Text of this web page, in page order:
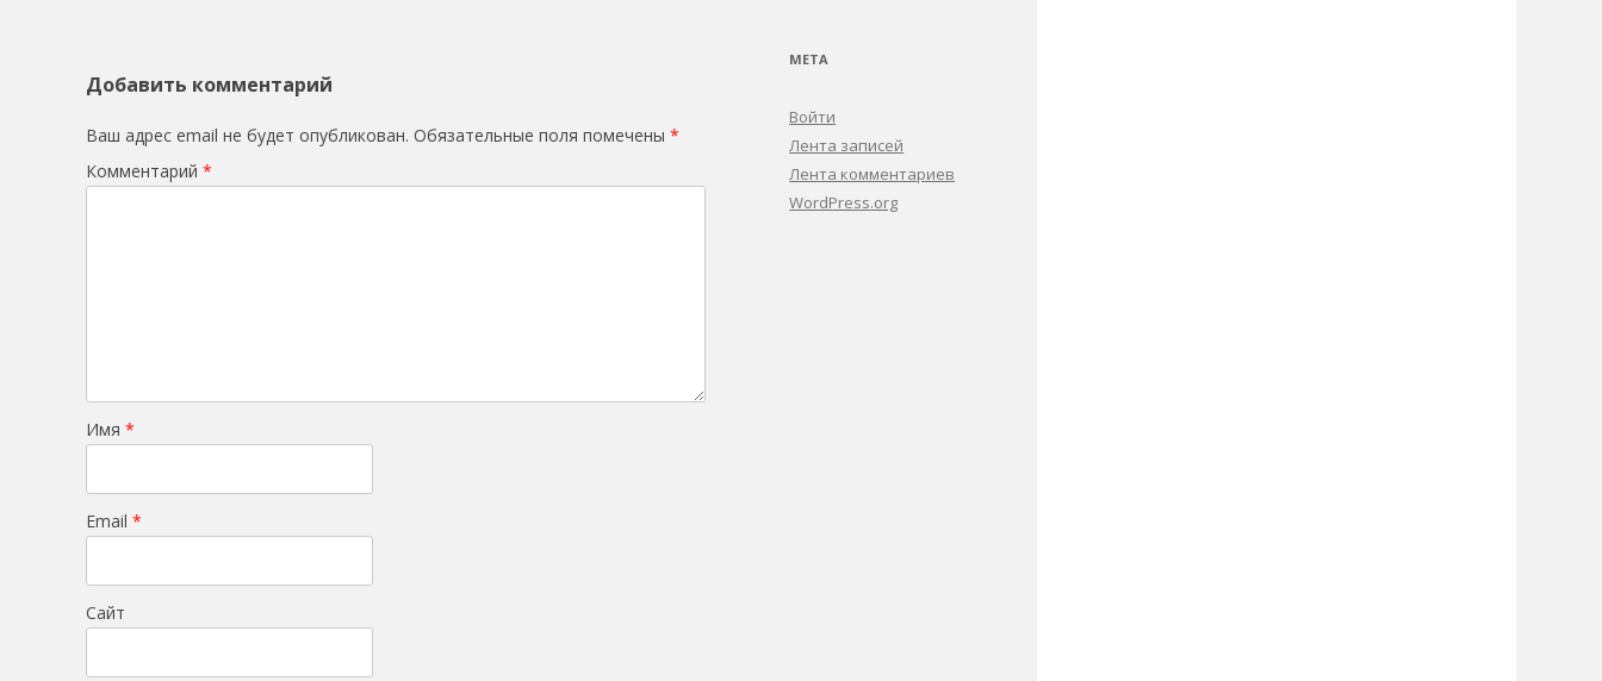
Добавить комментарий
Ваш адрес email не будет опубликован. Обязательные поля помечены *
Комментарий *
Имя *
Email *
Сайт
МЕТА
Войти
Лента записей
Лента комментариев
WordPress.org